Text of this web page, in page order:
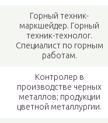
Горный техник-
маркшейдер. Горный
техник-технолог.
Специалист по горным
работам.
Контролер в
производстве черных
металлов; продукции
цветной металлургии.